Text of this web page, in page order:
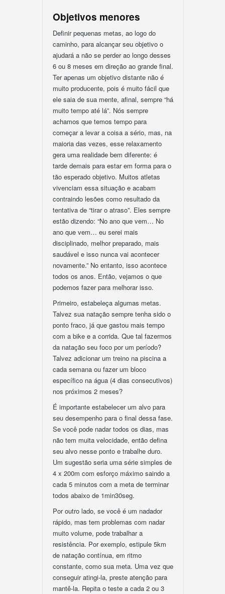
Objetivos menores
Definir pequenas metas, ao logo do
caminho, para alcançar seu objetivo o
ajudará a não se perder ao longo desses
6 ou 8 meses em direção ao grande final.
Ter apenas um objetivo distante não é
muito producente, pois é muito fácil que
ele saia de sua mente, afinal, sempre “há
muito tempo até lá”. Nós sempre
achamos que temos tempo para
começar a levar a coisa a sério, mas, na
maioria das vezes, esse relaxamento
gera uma realidade bem diferente: é
tarde demais para estar em forma para o
tão esperado objetivo. Muitos atletas
vivenciam essa situação e acabam
contraindo lesões como resultado da
tentativa de “tirar o atraso”. Eles sempre
estão dizendo: “No ano que vem… No
ano que vem… eu serei mais
disciplinado, melhor preparado, mais
saudável e isso nunca vai acontecer
novamente.” No entanto, isso acontece
todos os anos. Então, vejamos o que
podemos fazer para melhorar isso.
Primeiro, estabeleça algumas metas.
Talvez sua natação sempre tenha sido o
ponto fraco, já que gastou mais tempo
com a bike e a corrida. Que tal fazermos
da natação seu foco por um período?
Talvez adicionar um treino na piscina a
cada semana ou fazer um bloco
específico na água (4 dias consecutivos)
nos próximos 2 meses?
É importante estabelecer um alvo para
seu desempenho para o final dessa fase.
Se você pode nadar todos os dias, mas
não tem muita velocidade, então defina
seu alvo nesse ponto e trabalhe duro.
Um sugestão seria uma série simples de
4 x 200m com esforço máximo saindo a
cada 5 minutos com a meta de terminar
todos abaixo de 1min30seg.
Por outro lado, se você é um nadador
rápido, mas tem problemas com nadar
muito volume, pode trabalhar a
resistência. Por exemplo, estipule 5km
de natação contínua, em ritmo
constante, como sua meta. Uma vez que
conseguir atingi-la, preste atenção para
mantê-la. Repita o teste a cada 2 ou 3